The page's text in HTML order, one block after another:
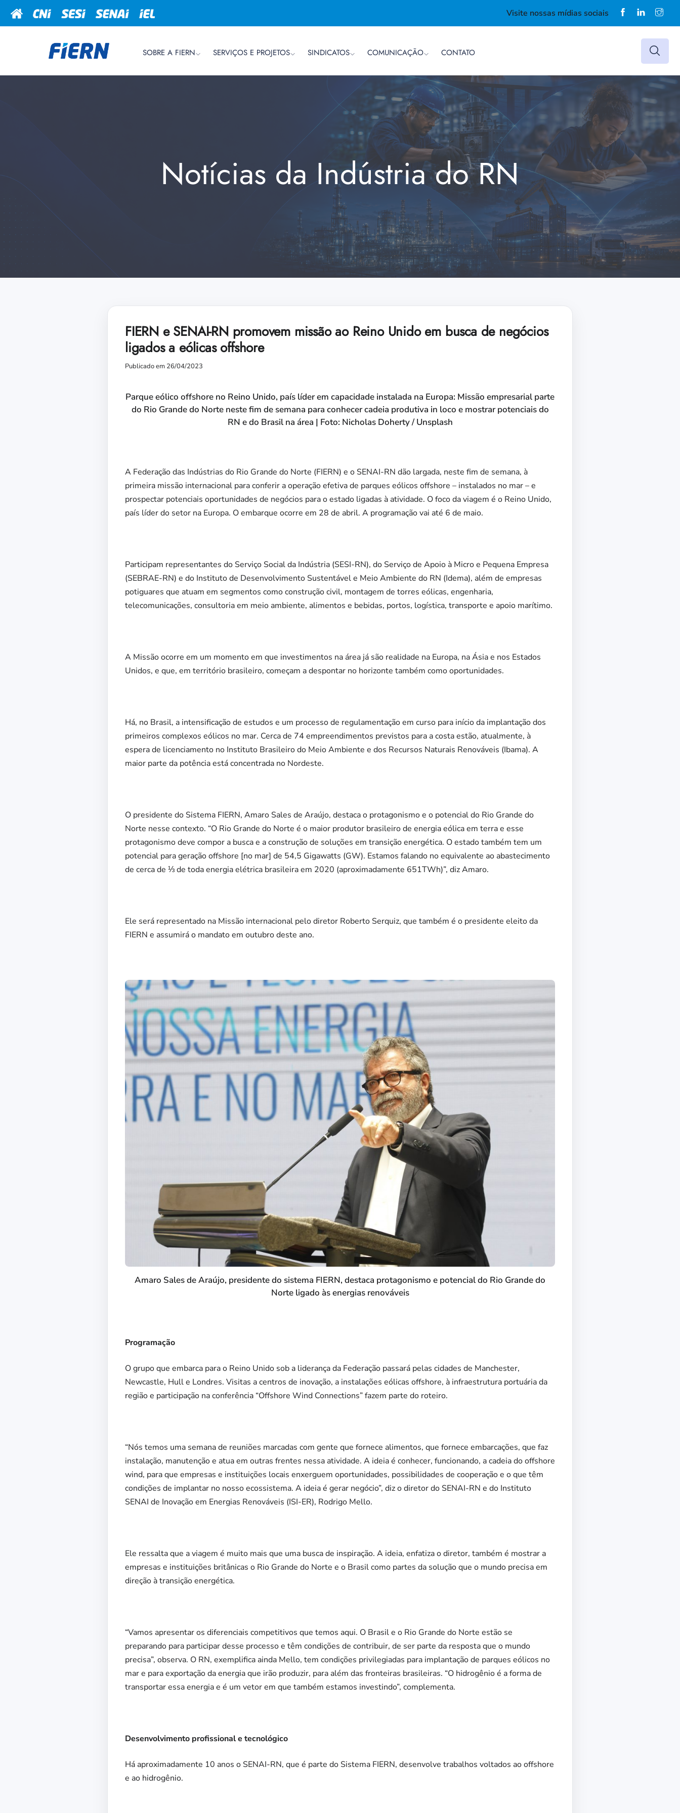
Visite nossas mídias sociais
SOBRE A FIERN SERVIÇOS E PROJETOS SINDICATOS COMUNICAÇÃO CONTATO
Notícias da Indústria do RN
FIERN e SENAI-RN promovem missão ao Reino Unido em busca de negócios
ligados a eólicas offshore
Publicado em 26/04/2023
Parque eólico offshore no Reino Unido, país líder em capacidade instalada na Europa: Missão empresarial parte
do Rio Grande do Norte neste fim de semana para conhecer cadeia produtiva in loco e mostrar potenciais do
RN e do Brasil na área | Foto: Nicholas Doherty / Unsplash
A Federação das Indústrias do Rio Grande do Norte (FIERN) e o SENAI-RN dão largada, neste fim de semana, à
primeira missão internacional para conferir a operação efetiva de parques eólicos offshore – instalados no mar – e
prospectar potenciais oportunidades de negócios para o estado ligadas à atividade. O foco da viagem é o Reino Unido,
país líder do setor na Europa. O embarque ocorre em 28 de abril. A programação vai até 6 de maio.
Participam representantes do Serviço Social da Indústria (SESI-RN), do Serviço de Apoio à Micro e Pequena Empresa
(SEBRAE-RN) e do Instituto de Desenvolvimento Sustentável e Meio Ambiente do RN (Idema), além de empresas
potiguares que atuam em segmentos como construção civil, montagem de torres eólicas, engenharia,
telecomunicações, consultoria em meio ambiente, alimentos e bebidas, portos, logística, transporte e apoio marítimo.
A Missão ocorre em um momento em que investimentos na área já são realidade na Europa, na Ásia e nos Estados
Unidos, e que, em território brasileiro, começam a despontar no horizonte também como oportunidades.
Há, no Brasil, a intensificação de estudos e um processo de regulamentação em curso para início da implantação dos
primeiros complexos eólicos no mar. Cerca de 74 empreendimentos previstos para a costa estão, atualmente, à
espera de licenciamento no Instituto Brasileiro do Meio Ambiente e dos Recursos Naturais Renováveis (Ibama). A
maior parte da potência está concentrada no Nordeste.
O presidente do Sistema FIERN, Amaro Sales de Araújo, destaca o protagonismo e o potencial do Rio Grande do
Norte nesse contexto. “O Rio Grande do Norte é o maior produtor brasileiro de energia eólica em terra e esse
protagonismo deve compor a busca e a construção de soluções em transição energética. O estado também tem um
potencial para geração offshore [no mar] de 54,5 Gigawatts (GW). Estamos falando no equivalente ao abastecimento
de cerca de ⅓ de toda energia elétrica brasileira em 2020 (aproximadamente 651TWh)”, diz Amaro.
Ele será representado na Missão internacional pelo diretor Roberto Serquiz, que também é o presidente eleito da
FIERN e assumirá o mandato em outubro deste ano.
Amaro Sales de Araújo, presidente do sistema FIERN, destaca protagonismo e potencial do Rio Grande do
Norte ligado às energias renováveis
Programação
O grupo que embarca para o Reino Unido sob a liderança da Federação passará pelas cidades de Manchester,
Newcastle, Hull e Londres. Visitas a centros de inovação, a instalações eólicas offshore, à infraestrutura portuária da
região e participação na conferência “Offshore Wind Connections” fazem parte do roteiro.
“Nós temos uma semana de reuniões marcadas com gente que fornece alimentos, que fornece embarcações, que faz
instalação, manutenção e atua em outras frentes nessa atividade. A ideia é conhecer, funcionando, a cadeia do offshore
wind, para que empresas e instituições locais enxerguem oportunidades, possibilidades de cooperação e o que têm
condições de implantar no nosso ecossistema. A ideia é gerar negócio”, diz o diretor do SENAI-RN e do Instituto
SENAI de Inovação em Energias Renováveis (ISI-ER), Rodrigo Mello.
Ele ressalta que a viagem é muito mais que uma busca de inspiração. A ideia, enfatiza o diretor, também é mostrar a
empresas e instituições britânicas o Rio Grande do Norte e o Brasil como partes da solução que o mundo precisa em
direção à transição energética.
“Vamos apresentar os diferenciais competitivos que temos aqui. O Brasil e o Rio Grande do Norte estão se
preparando para participar desse processo e têm condições de contribuir, de ser parte da resposta que o mundo
precisa”, observa. O RN, exemplifica ainda Mello, tem condições privilegiadas para implantação de parques eólicos no
mar e para exportação da energia que irão produzir, para além das fronteiras brasileiras. “O hidrogênio é a forma de
transportar essa energia e é um vetor em que também estamos investindo”, complementa.
Desenvolvimento profissional e tecnológico
Há aproximadamente 10 anos o SENAI-RN, que é parte do Sistema FIERN, desenvolve trabalhos voltados ao offshore
e ao hidrogênio.